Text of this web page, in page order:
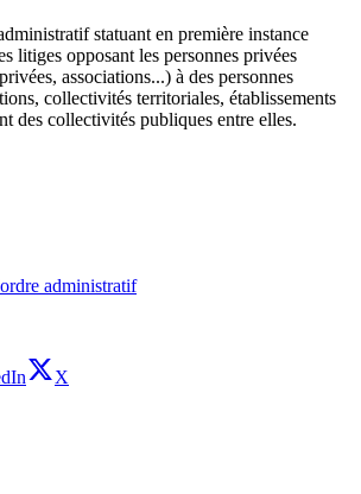
statuant en première instance
litiges opposant les personnes privées
associations...) à des personnes
collectivités territoriales, établissements
des collectivités publiques entre elles.
administratif
X